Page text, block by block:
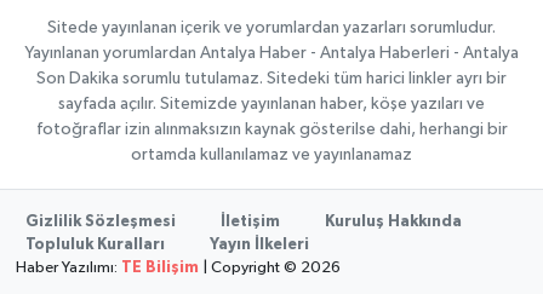
Sitede yayınlanan içerik ve yorumlardan yazarları sorumludur.
Yayınlanan yorumlardan Antalya Haber - Antalya Haberleri - Antalya
Son Dakika sorumlu tutulamaz. Sitedeki tüm harici linkler ayrı bir
sayfada açılır. Sitemizde yayınlanan haber, köşe yazıları ve
fotoğraflar izin alınmaksızın kaynak gösterilse dahi, herhangi bir
ortamda kullanılamaz ve yayınlanamaz
Gizlilik Sözleşmesi İletişim
Kuruluş Hakkında
Topluluk Kuralları
Yayın İlkeleri
Haber Yazılımı: TE Bilişim | Copyright © 2026